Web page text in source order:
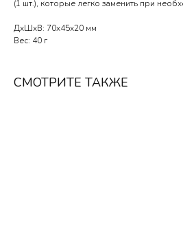
(1 шт.), которые легко заменить при
ДxШxВ: 70x45x20 мм
Вес: 40 г
СМОТРИТЕ ТАКЖЕ